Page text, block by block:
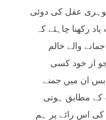
جوہری عقل کی دوئی
رکھنا چاہئے کہ
والے خالم
از خود کسی
ان میں جمنے
مطابق ہوتی
اس رائے پر ہم